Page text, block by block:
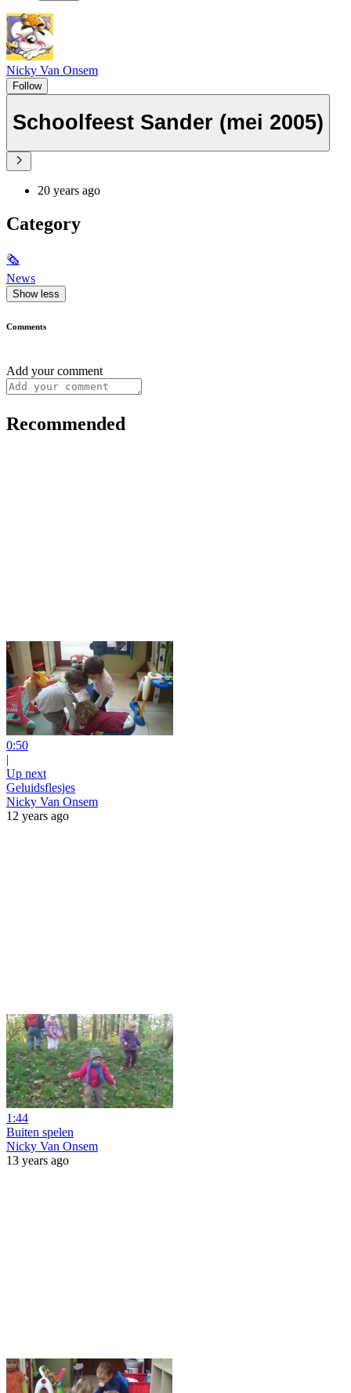
Nicky Van Onsem
Follow
Schoolfeest Sander (mei 2005)
20 years ago
Category
🗞
News
Show less
Comments
Add your comment
Recommended
0:50
|
Up next
Geluidsflesjes
Nicky Van Onsem
12 years ago
1:44
Buiten spelen
Nicky Van Onsem
13 years ago